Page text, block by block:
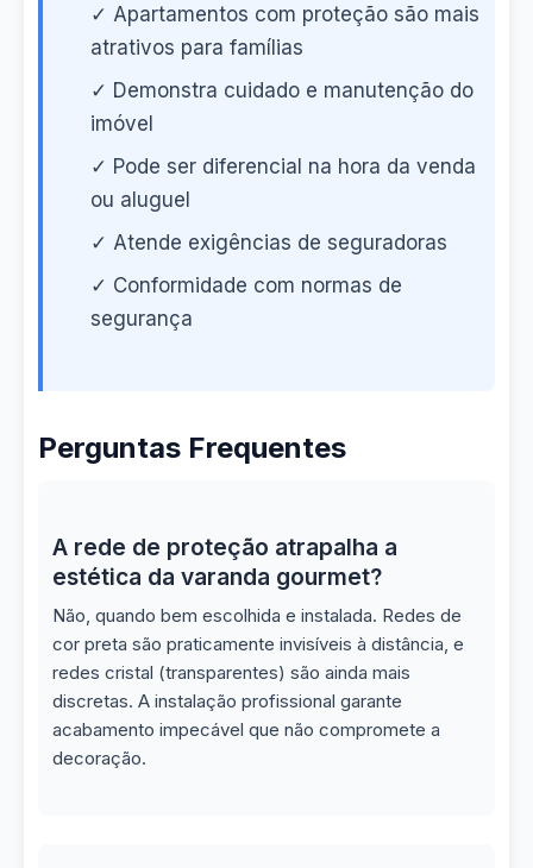
✓ Apartamentos com proteção são mais
atrativos para famílias
✓ Demonstra cuidado e manutenção do
imóvel
✓ Pode ser diferencial na hora da venda
ou aluguel
✓ Atende exigências de seguradoras
✓ Conformidade com normas de
segurança
Perguntas Frequentes
A rede de proteção atrapalha a
estética da varanda gourmet?
Não, quando bem escolhida e instalada. Redes de
cor preta são praticamente invisíveis à distância, e
redes cristal (transparentes) são ainda mais
discretas. A instalação profissional garante
acabamento impecável que não compromete a
decoração.